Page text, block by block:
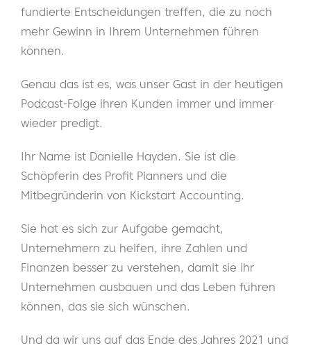
fundierte Entscheidungen treffen, die zu noch
mehr Gewinn in Ihrem Unternehmen führen
können.
Genau das ist es, was unser Gast in der heutigen
Podcast-Folge ihren Kunden immer und immer
wieder predigt.
Ihr Name ist Danielle Hayden. Sie ist die
Schöpferin des Profit Planners und die
Mitbegründerin von Kickstart Accounting.
Sie hat es sich zur Aufgabe gemacht,
Unternehmern zu helfen, ihre Zahlen und
Finanzen besser zu verstehen, damit sie ihr
Unternehmen ausbauen und das Leben führen
können, das sie sich wünschen.
Und da wir uns auf das Ende des Jahres 2021 und